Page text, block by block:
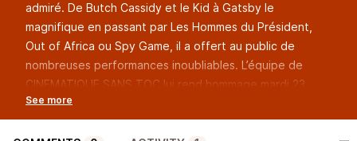
admiré. De Butch Cassidy et le Kid à Gatsby le
magnifique en passant par Les Hommes du Président,
Out of Africa ou Spy Game, il a offert au public de
nombreuses performances inoubliables. L’équipe de
CINEMATIQUE SANS TOC lui rend hommage mardi 23
septembre à 18h, avec une première partie que nous
consacrons à sa carrière à travers les musiques de ses